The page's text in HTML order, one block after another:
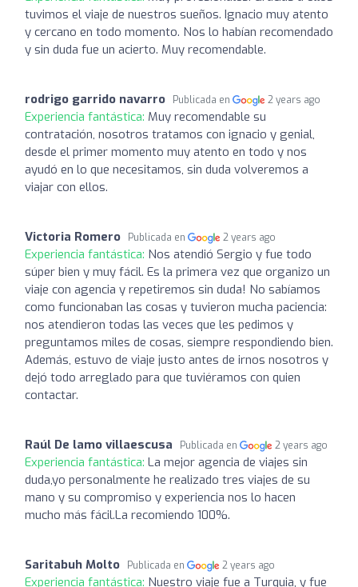
tuvimos el viaje de nuestros sueños. Ignacio muy atento
y cercano en todo momento. Nos lo habían recomendado
y sin duda fue un acierto. Muy recomendable.
rodrigo garrido navarro Publicada en 2 years ago
Experiencia fantástica: Muy recomendable su
contratación, nosotros tratamos con ignacio y genial,
desde el primer momento muy atento en todo y nos
ayudó en lo que necesitamos, sin duda volveremos a
viajar con ellos.
Victoria Romero Publicada en 2 years ago
Experiencia fantástica: Nos atendió Sergio y fue todo
súper bien y muy fácil. Es la primera vez que organizo un
viaje con agencia y repetiremos sin duda! No sabíamos
como funcionaban las cosas y tuvieron mucha paciencia:
nos atendieron todas las veces que les pedimos y
preguntamos miles de cosas, siempre respondiendo bien.
Además, estuvo de viaje justo antes de irnos nosotros y
dejó todo arreglado para que tuviéramos con quien
contactar.
Raúl De lamo villaescusa Publicada en 2 years ago
Experiencia fantástica: La mejor agencia de viajes sin
duda,yo personalmente he realizado tres viajes de su
mano y su compromiso y experiencia nos lo hacen
mucho más fácil.La recomiendo 100%.
Saritabuh Molto Publicada en 2 years ago
Experiencia fantástica: Nuestro viaje fue a Turquia, y fue